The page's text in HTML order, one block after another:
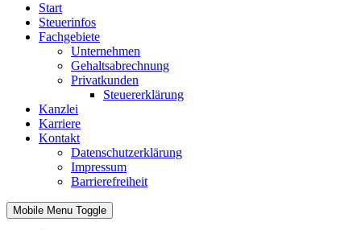
Start
Steuerinfos
Fachgebiete
Unternehmen
Gehaltsabrechnung
Privatkunden
Steuererklärung
Kanzlei
Karriere
Kontakt
Datenschutzerklärung
Impressum
Barrierefreiheit
Mobile Menu Toggle